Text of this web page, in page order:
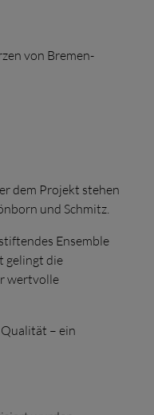
von Bremen-
dem Projekt stehen
und Schmitz.
Ensemble
gelingt die
wertvolle
– ein